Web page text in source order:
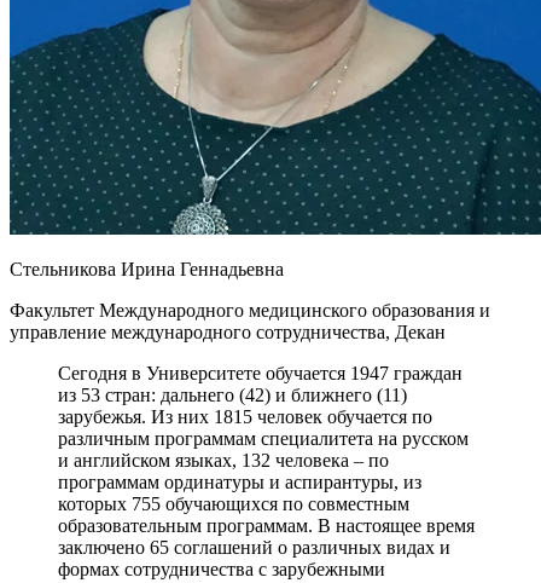
Стельникова Ирина Геннадьевна
Факультет Международного медицинского образования и
управление международного сотрудничества, Декан
Сегодня в Университете обучается 1947 граждан
из 53 стран: дальнего (42) и ближнего (11)
зарубежья. Из них 1815 человек обучается по
различным программам специалитета на русском
и английском языках, 132 человека – по
программам ординатуры и аспирантуры, из
которых 755 обучающихся по совместным
образовательным программам. В настоящее время
заключено 65 соглашений о различных видах и
формах сотрудничества с зарубежными